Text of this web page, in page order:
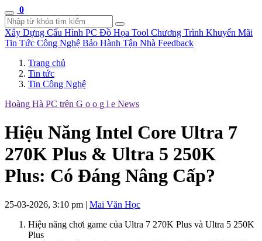
0
Xây Dựng Cấu Hình PC Đồ Họa Tool Chương Trình Khuyến Mãi
Tin Tức Công Nghệ Bảo Hành Tận Nhà Feedback
Trang chủ
Tin tức
Tin Công Nghệ
Hoàng Hà PC trên G o o g l e News
Hiệu Năng Intel Core Ultra 7
270K Plus & Ultra 5 250K
Plus: Có Đáng Nâng Cấp?
25-03-2026, 3:10 pm | Mai Văn Học
Hiệu năng chơi game của Ultra 7 270K Plus và Ultra 5 250K
Plus